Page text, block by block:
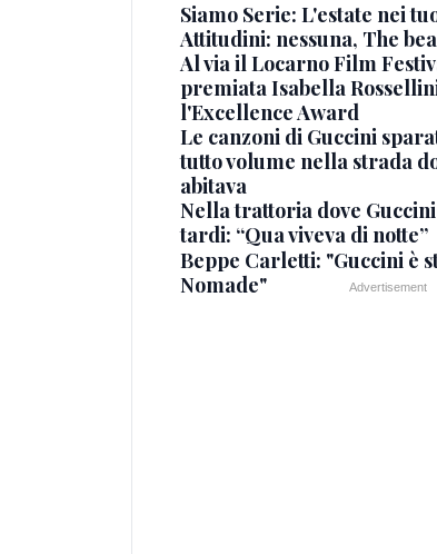
Siamo Serie: L'estate nei
Attitudini: nessuna, The
Al via il Locarno Film
premiata Isabella
l'Excellence Award
Le canzoni di Guccini
tutto volume nella strada
abitava
Nella trattoria dove
tardi: “Qua viveva di notte”
Beppe Carletti: "Guccini è
Nomade"